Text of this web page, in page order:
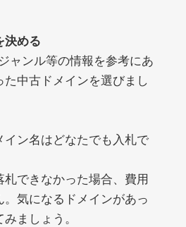
詳細を見る
389 ドメイン年齢1年
決める
ャンル等の情報を参考にあ
た中古ドメインを選びまし
イン名はどなたでも入札で
できなかった場合、費用
。気になるドメインがあっ
ましょう。